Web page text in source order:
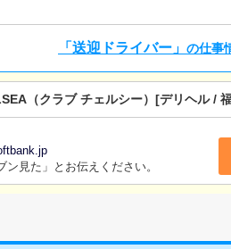
「送迎ドライバー」 の仕事
（クラブ チェルシー） [デリヘル /
見た」とお伝えください。